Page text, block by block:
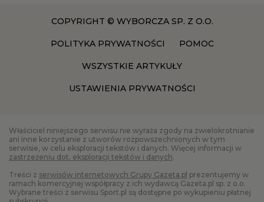
COPYRIGHT © WYBORCZA SP. Z O.O.
POLITYKA PRYWATNOŚCI POMOC
WSZYSTKIE ARTYKUŁY
USTAWIENIA PRYWATNOŚCI
Właściciel niniejszego serwisu nie wyraża zgody na zwielokrotnianie
ani inne korzystanie z utworów rozpowszechnionych w tym
serwisie, w celu eksploracji tekstów i danych. Więcej informacji w
zastrzeżeniu dot. eksploracji tekstów i danych.
Treści z serwisów internetowych Grupy Gazeta.pl prezentujemy w
ramach komercyjnej współpracy z ich wydawcą Gazeta.pl sp. z o.o.
Wybrane treści z serwisu Sport.pl są dostępne po wykupieniu płatnej